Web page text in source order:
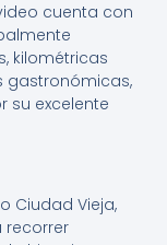
cuenta con
kilométricas
gastronómicas,
su excelente
Ciudad Vieja,
recorrer